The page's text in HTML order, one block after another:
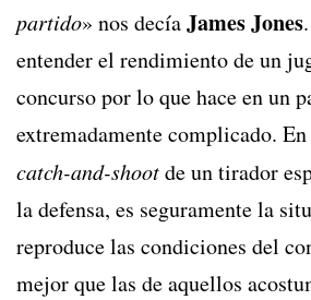
partido» nos decíaJames Jones
entender el rendimiento de un
concurso por lo que hace en un
extremadamente complicado.
catch-and-shootde un tirador
la defensa, es seguramente la
reproduce las condiciones del
mejor que las de aquellos